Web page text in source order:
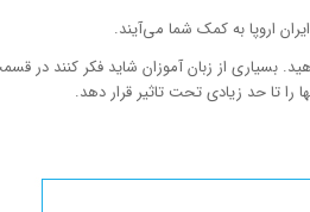
ایران اروپا به کمک شما می‌آیند.